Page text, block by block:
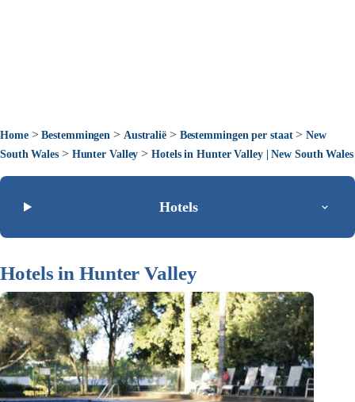
Home>Bestemmingen > Australië> Bestemmingen per staat>New
South Wales> Hunter Valley >Hotels in Hunter Valley | New South Wales
Hotels
Hotels in Hunter Valley